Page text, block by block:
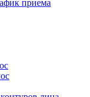
приема